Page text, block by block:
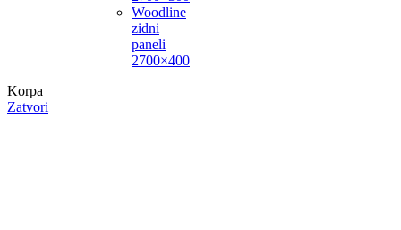
Woodline
zidni
paneli
2700×400
Korpa
Zatvori